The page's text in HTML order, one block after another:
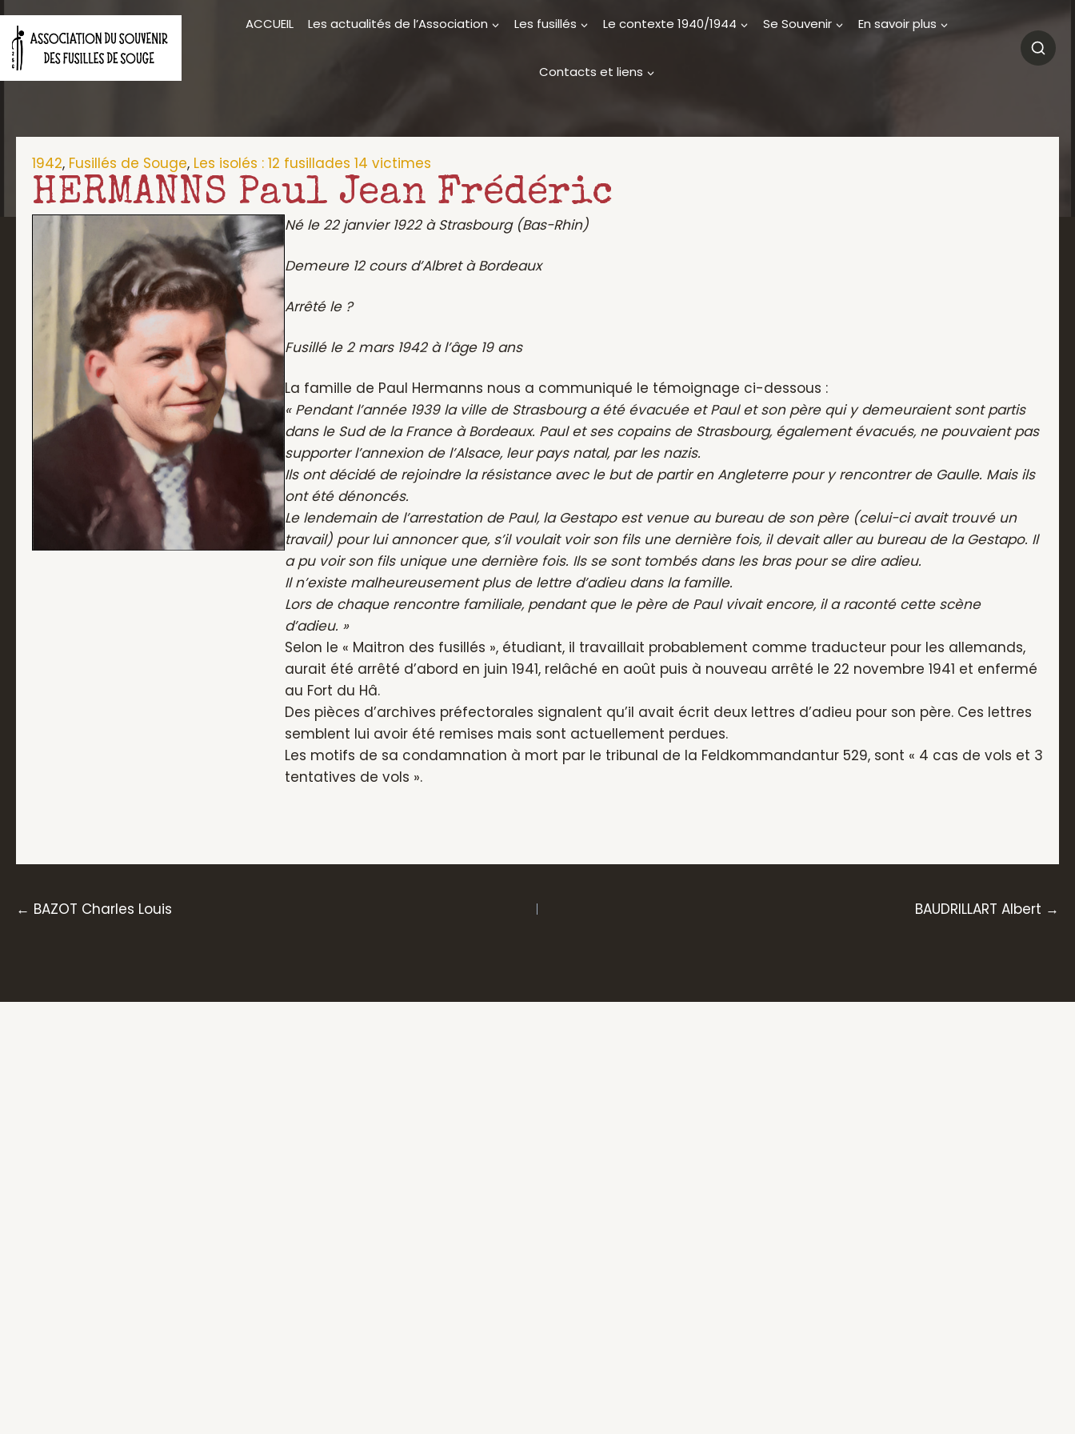
au
contenu
ACCUEIL Les actualités de l’Association Les fusillés Le contexte 1940/1944 Se Souvenir En savoir plus
Contacts et liens
1942, Fusillés de Souge, Les isolés : 12 fusillades 14 victimes
HERMANNS Paul Jean Frédéric
Né le 22 janvier 1922 à Strasbourg (Bas-Rhin)
Demeure 12 cours d’Albret à Bordeaux
Arrêté le ?
Fusillé le 2 mars 1942 à l’âge 19 ans
La famille de Paul Hermanns nous a communiqué le témoignage ci-dessous :
« Pendant l’année 1939 la ville de Strasbourg a été évacuée et Paul et son père qui y demeuraient sont partis
dans le Sud de la France à Bordeaux. Paul et ses copains de Strasbourg, également évacués, ne pouvaient pas
supporter l’annexion de l’Alsace, leur pays natal, par les nazis.
Ils ont décidé de rejoindre la résistance avec le but de partir en Angleterre pour y rencontrer de Gaulle. Mais ils
ont été dénoncés.
Le lendemain de l’arrestation de Paul, la Gestapo est venue au bureau de son père (celui-ci avait trouvé un
travail) pour lui annoncer que, s’il voulait voir son fils une dernière fois, il devait aller au bureau de la Gestapo. Il
a pu voir son fils unique une dernière fois. Ils se sont tombés dans les bras pour se dire adieu.
Il n’existe malheureusement plus de lettre d’adieu dans la famille.
Lors de chaque rencontre familiale, pendant que le père de Paul vivait encore, il a raconté cette scène
d’adieu. »
Selon le « Maitron des fusillés », étudiant, il travaillait probablement comme traducteur pour les allemands,
aurait été arrêté d’abord en juin 1941, relâché en août puis à nouveau arrêté le 22 novembre 1941 et enfermé
au Fort du Hâ.
Des pièces d’archives préfectorales signalent qu’il avait écrit deux lettres d’adieu pour son père. Ces lettres
semblent lui avoir été remises mais sont actuellement perdues.
Les motifs de sa condamnation à mort par le tribunal de la Feldkommandantur 529, sont « 4 cas de vols et 3
tentatives de vols ».
Posts
← BAZOT Charles Louis BAUDRILLART Albert →